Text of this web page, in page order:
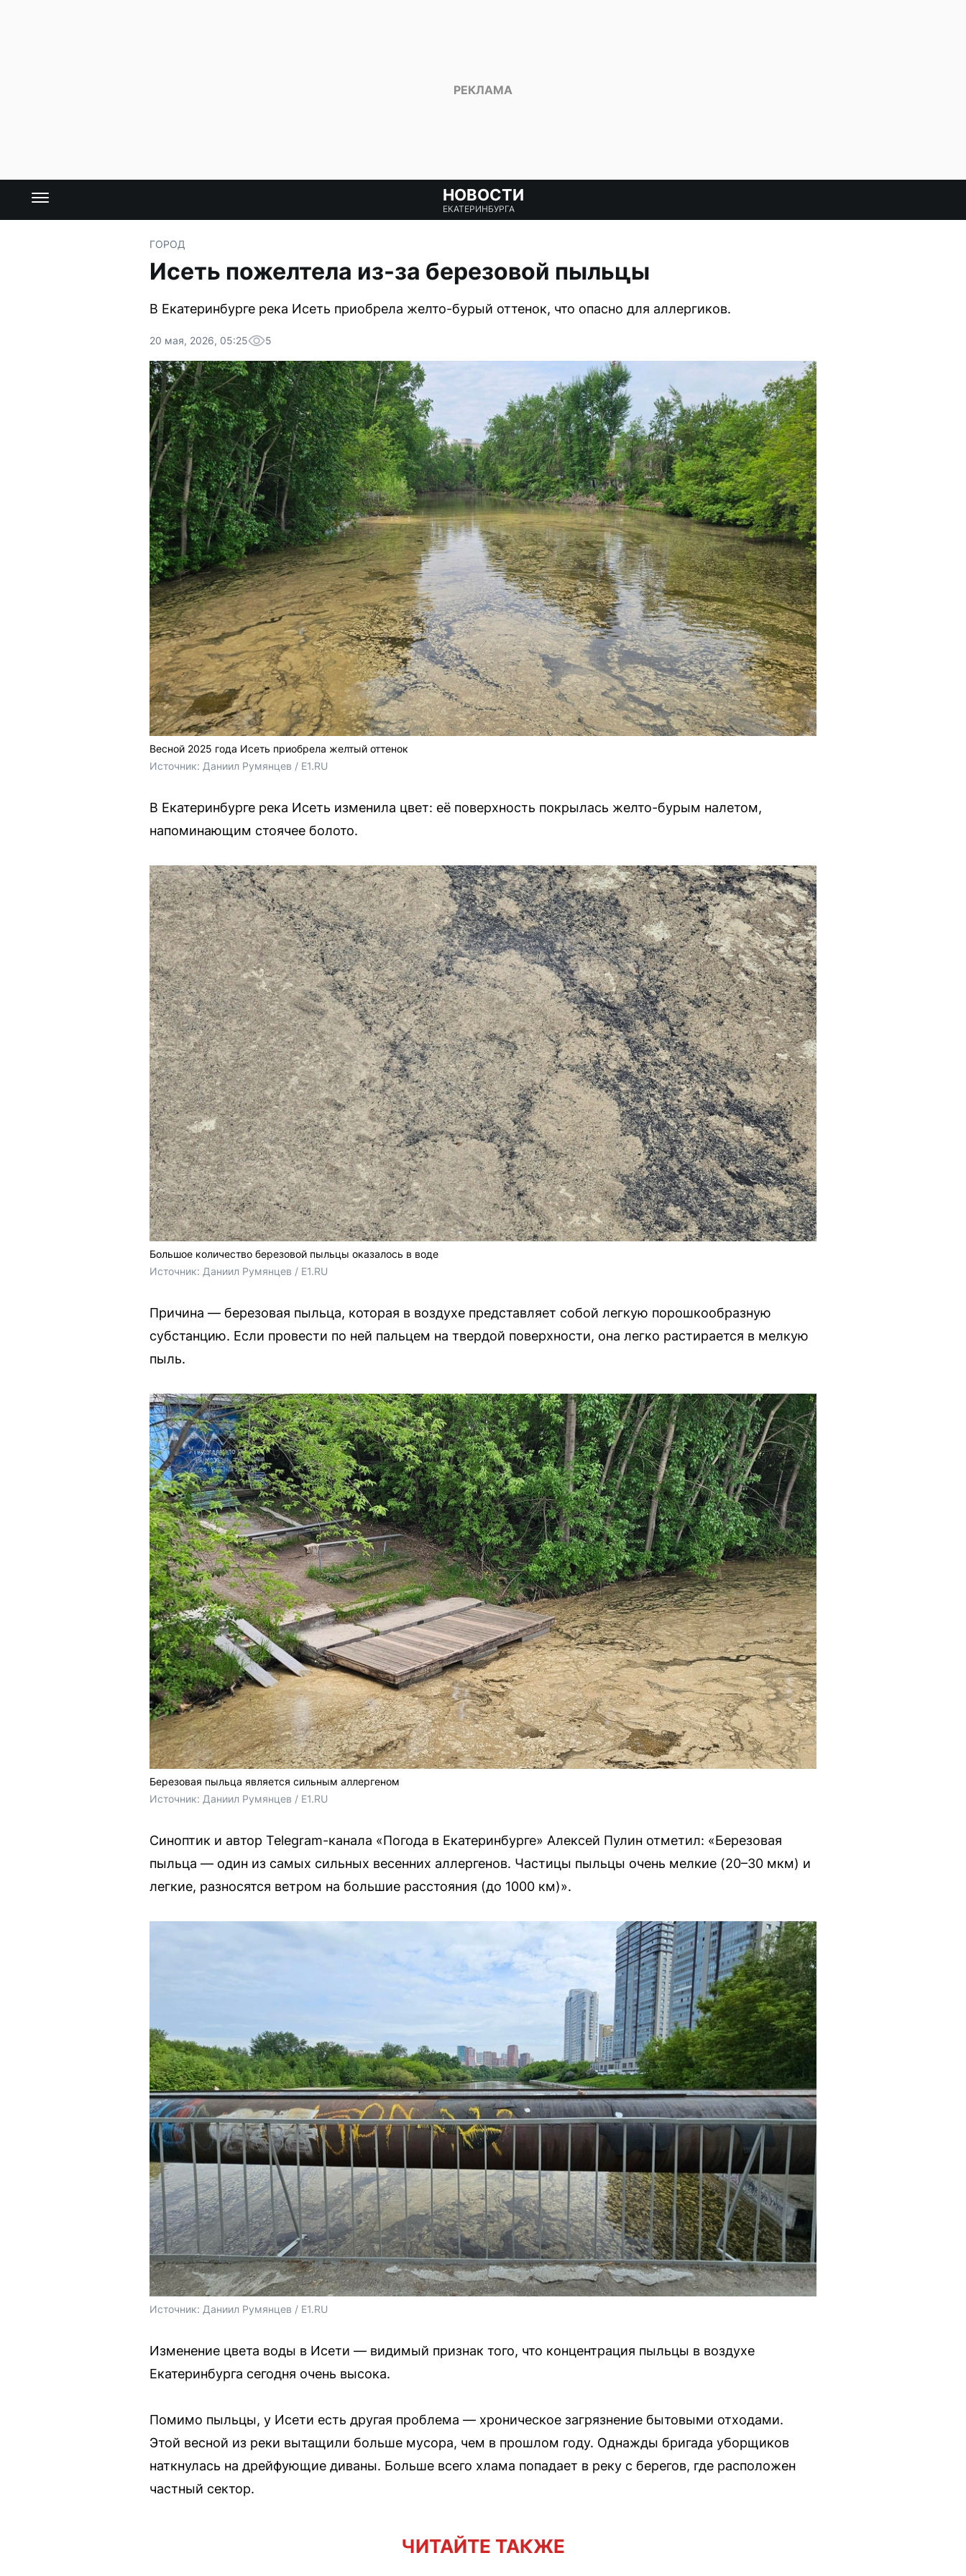
НОВОСТИ
ЕКАТЕРИНБУРГА
ГОРОД
Исеть пожелтела из-за березовой пыльцы
В Екатеринбурге река Исеть приобрела желто-бурый оттенок, что опасно для аллергиков.
20 мая, 2026, 05:25 5
Весной 2025 года Исеть приобрела желтый оттенок
Источник: Даниил Румянцев / E1.RU
В Екатеринбурге река Исеть изменила цвет: её поверхность покрылась желто-бурым налетом,
напоминающим стоячее болото.
Большое количество березовой пыльцы оказалось в воде
Источник: Даниил Румянцев / E1.RU
Причина — березовая пыльца, которая в воздухе представляет собой легкую порошкообразную
субстанцию. Если провести по ней пальцем на твердой поверхности, она легко растирается в мелкую
пыль.
Березовая пыльца является сильным аллергеном
Источник: Даниил Румянцев / E1.RU
Синоптик и автор Telegram-канала «Погода в Екатеринбурге» Алексей Пулин отметил: «Березовая
пыльца — один из самых сильных весенних аллергенов. Частицы пыльцы очень мелкие (20–30 мкм) и
легкие, разносятся ветром на большие расстояния (до 1000 км)».
Источник: Даниил Румянцев / E1.RU
Изменение цвета воды в Исети — видимый признак того, что концентрация пыльцы в воздухе
Екатеринбурга сегодня очень высока.
Помимо пыльцы, у Исети есть другая проблема — хроническое загрязнение бытовыми отходами.
Этой весной из реки вытащили больше мусора, чем в прошлом году. Однажды бригада уборщиков
наткнулась на дрейфующие диваны. Больше всего хлама попадает в реку с берегов, где расположен
частный сектор.
ЧИТАЙТЕ ТАКЖЕ